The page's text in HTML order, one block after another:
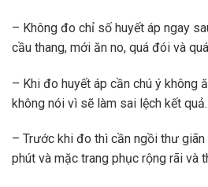
– Không đo chỉ số huyết áp ngay
cầu thang, mới ăn no, quá đói và
– Khi đo huyết áp cần chú ý không
không nói vì sẽ làm sai lệch kết quả.
– Trước khi đo thì cần ngồi thư
phút và mặc trang phục rộng rãi và